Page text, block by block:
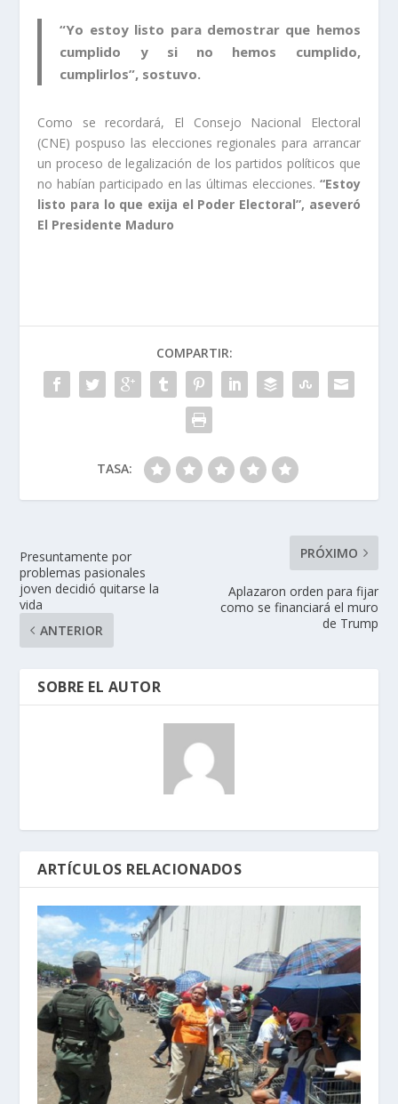
“Yo estoy listo para demostrar que hemos
cumplido y si no hemos cumplido,
cumplirlos”, sostuvo.
Como se recordará, El Consejo Nacional Electoral
(CNE) pospuso las elecciones regionales para arrancar
un proceso de legalización de los partidos políticos que
no habían participado en las últimas elecciones. “Estoy
listo para lo que exija el Poder Electoral”, aseveró
El Presidente Maduro
COMPARTIR:
TASA:
Presuntamente por
problemas pasionales
joven decidió quitarse la
vida
ANTERIOR
PRÓXIMO
Aplazaron orden para fijar
como se financiará el muro
de Trump
SOBRE EL AUTOR
ARTÍCULOS RELACIONADOS